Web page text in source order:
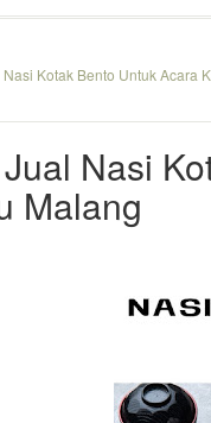
Kotak Bento Untuk Acara
Nasi
Malang